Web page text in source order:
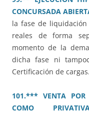
CONCURSADA
la fase de
reales de forma
momento de la
dicha fase ni
Certificación de cargas.
101.*** VENTA POR
COMO